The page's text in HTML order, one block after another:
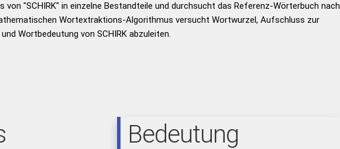
"SCHIRK" in einzelne Bestandteile und durchsucht das Referenz-Wörterbuch nach
Wortextraktions-Algorithmus versucht Wortwurzel, Aufschluss zur
Wortbedeutung von SCHIRK abzuleiten.
Bedeutung